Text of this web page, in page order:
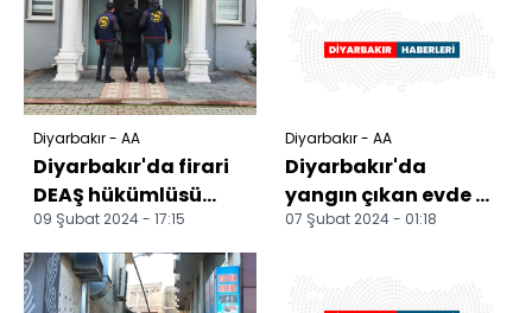
Diyarbakır - AA
Diyarbakır'da firari
DEAŞ hükümlüsü
yakalandı
09 Şubat 2024 - 17:15
Diyarbakır - AA
Diyarbakır'da
yangın çıkan evde 6
kişi dumandan
07 Şubat 2024 - 01:18